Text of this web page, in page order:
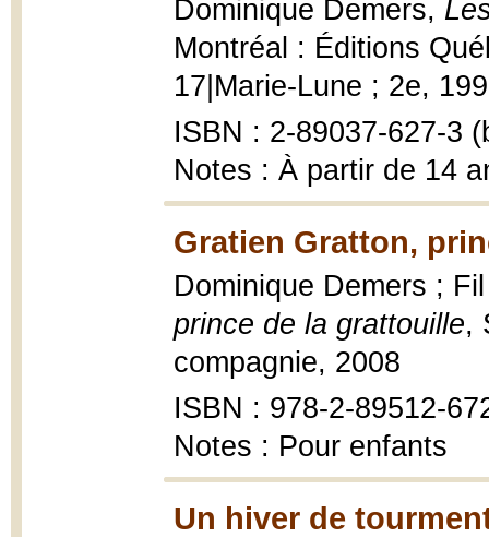
Dominique Demers,
Montréal : Éditions
17|Marie-Lune ; 2e,
ISBN : 2-89037-627-3
Notes : À partir de 14
Gratien Gratton,
Dominique Demers ;
prince de la grattouille,
compagnie, 2008
ISBN : 978-2-89512-
Notes : Pour enfants
Un hiver de